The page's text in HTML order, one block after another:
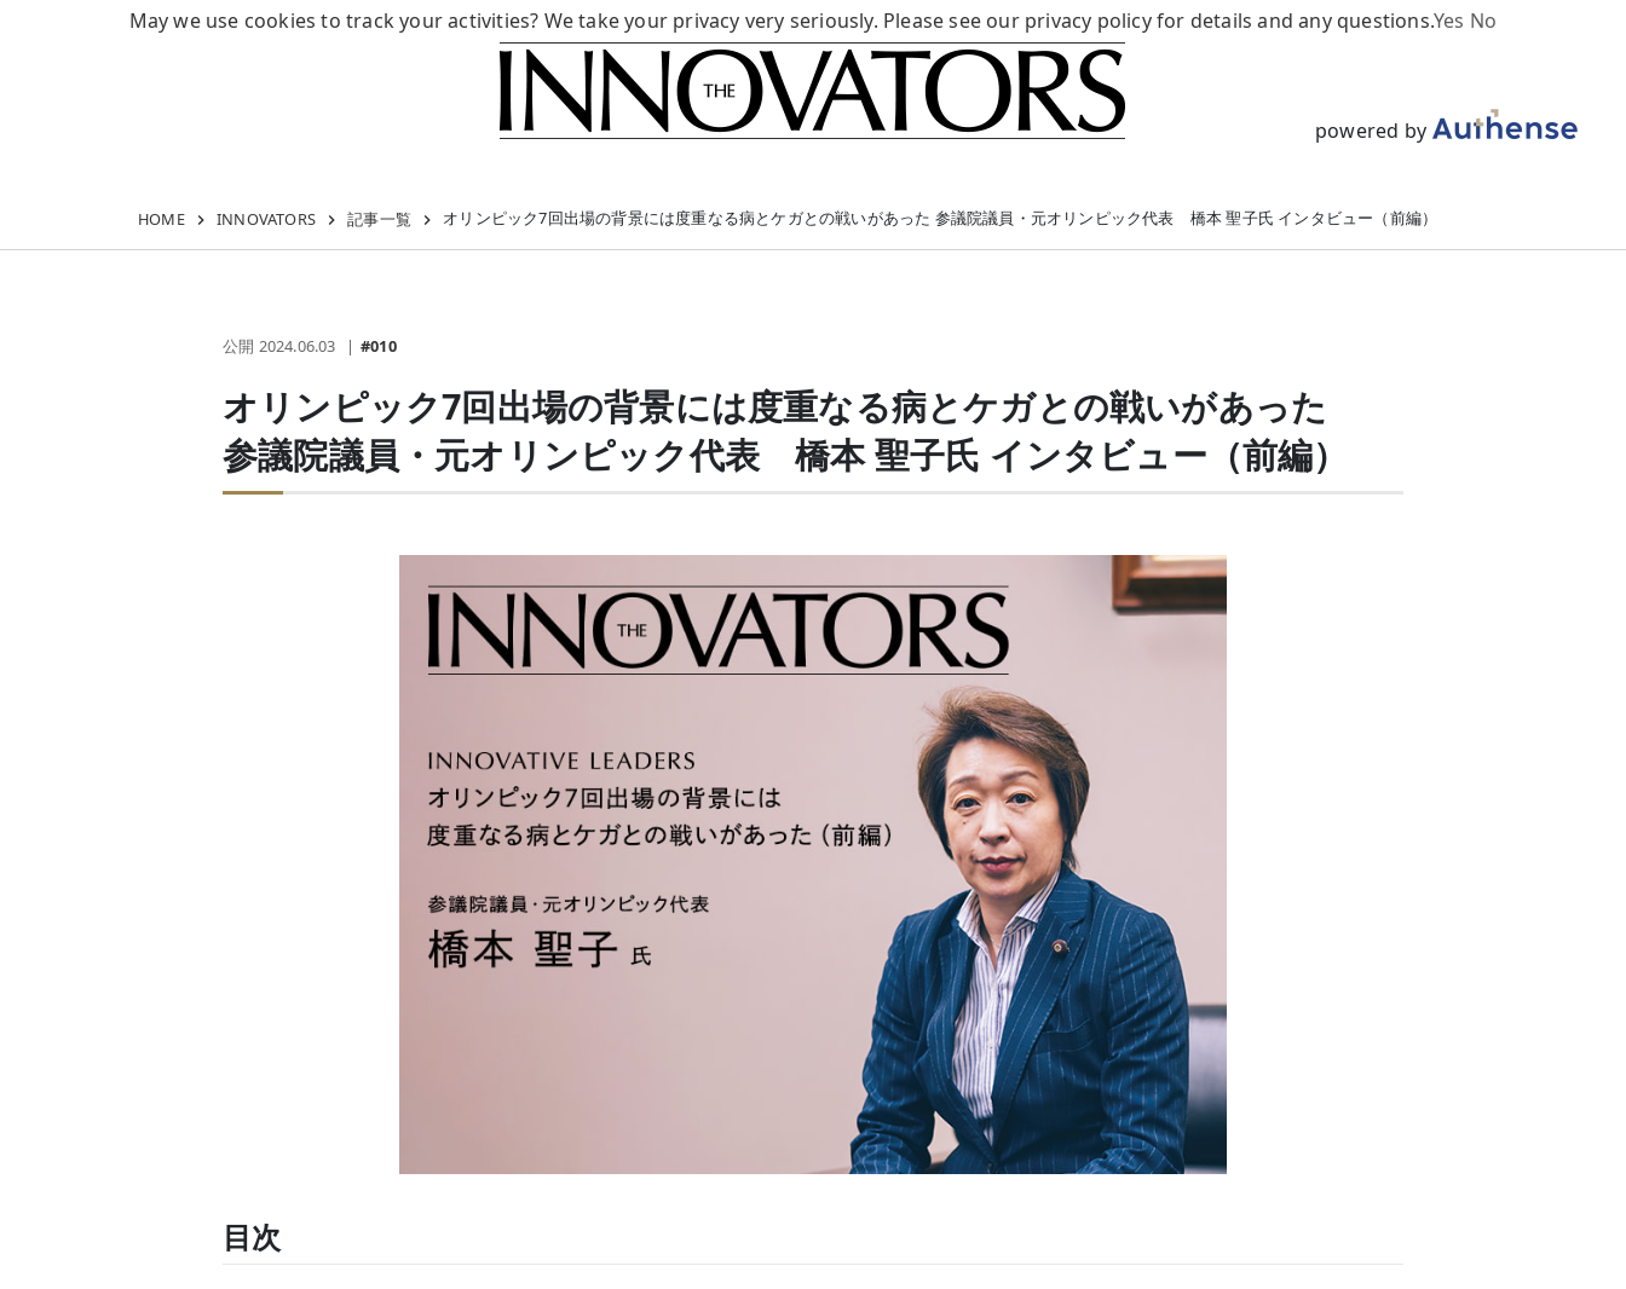
powered by
HOME INNOVATORS 記事一覧 オリンピック7回出場の背景には度重なる病とケガとの戦いがあった 参議院議員・元オリンピック代表 橋本 聖子氏 インタビュー（前編）
公開 2024.06.03 #010
オリンピック7回出場の背景には度重なる病とケガとの戦いがあった
参議院議員・元オリンピック代表 橋本 聖子氏 インタビュー（前編）
目次
May we use cookies to track your activities? We take your privacy very seriously. Please see our privacy policy for details and any questions.Yes No